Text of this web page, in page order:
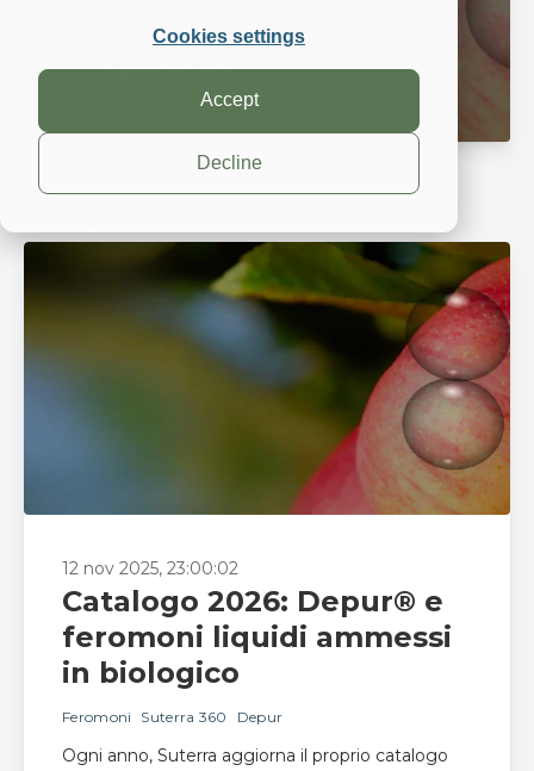
Cookies settings
Accept
Decline
Leggi di più
12 nov 2025, 23:00:02
Catalogo 2026: Depur® e
feromoni liquidi ammessi
in biologico
Feromoni Suterra 360 Depur
Ogni anno, Suterra aggiorna il proprio catalogo